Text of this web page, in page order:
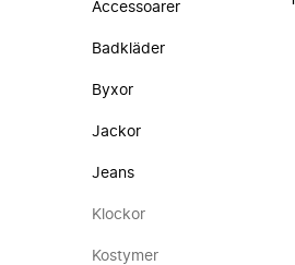
Accessoarer
Badkläder
Byxor
Jackor
Jeans
Klockor
Kostymer